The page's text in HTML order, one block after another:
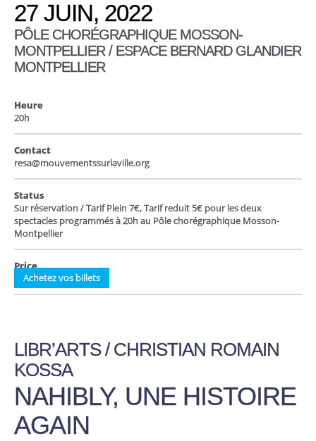
27 JUIN, 2022
PÔLE CHORÉGRAPHIQUE MOSSON-
MONTPELLIER / ESPACE BERNARD GLANDIER
MONTPELLIER
Heure
20h
Contact
resa@mouvementssurlaville.org
Status
Sur réservation / Tarif Plein 7€, Tarif reduit 5€ pour les deux
spectacles programmés à 20h au Pôle chorégraphique Mosson-
Montpellier
Price
Achetez vos billets
LIBR’ARTS / CHRISTIAN ROMAIN
KOSSA
NAHIBLY, UNE HISTOIRE
AGAIN